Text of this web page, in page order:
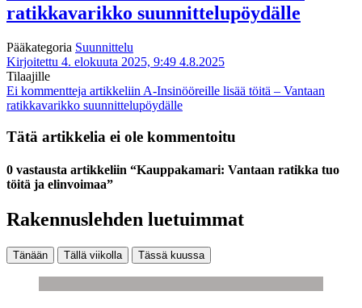
ratikkavarikko suunnittelupöydälle
Pääkategoria Suunnittelu
Kirjoitettu 4. elokuuta 2025, 9:49 4.8.2025
Tilaajille
Ei kommentteja artikkeliin A-Insinööreille lisää töitä – Vantaan
ratikkavarikko suunnittelupöydälle
Tätä artikkelia ei ole kommentoitu
0 vastausta artikkeliin “Kauppakamari: Vantaan ratikka tuo
töitä ja elinvoimaa”
Rakennuslehden luetuimmat
Tänään Tällä viikolla Tässä kuussa